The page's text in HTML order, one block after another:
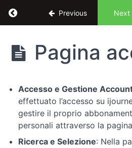
Return to course:
Previous Next
Midjourney:
l'evoluzione
del Design
Introduzione
Pagina
Accesso e Gestione
effettuato l’accesso su
gestire il proprio
personali attraverso la
Ricerca e Selezione: Nella